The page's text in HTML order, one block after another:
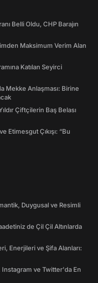
Belli Oldu, CHP Barajın
Maksimum Verim Alan
Katılan Seyirci
Mekke Anlaşması: Birine
Çiftçilerin Baş Belası
Etimesgut Çıkışı: “Bu
Duygusal ve Resimli
de Çil Çil Altınlarda
Enerjileri ve Şifa Alanları:
ve Twitter'da En